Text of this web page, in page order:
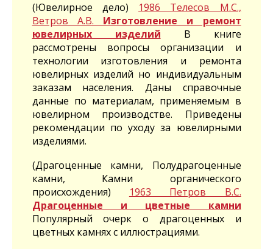
(Ювелирное дело) 1986 Телесов М.С.,
Ветров А.В. Изготовление и ремонт
ювелирных изделий В книге
рассмотрены вопросы организации и
технологии изготовления и ремонта
ювелирных изделий но индивидуальным
заказам населения. Даны справочные
данные по материалам, применяемым в
ювелирном производстве. Приведены
рекомендации по уходу за ювелирными
изделиями.
(Драгоценные камни, Полудрагоценные
камни, Камни органического
происхождения) 1963 Петров В.С.
Драгоценные и цветные камни
Популярный очерк о драгоценных и
цветных камнях с иллюстрациями.